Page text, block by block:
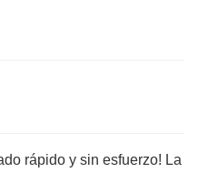
rápido y sin esfuerzo! La